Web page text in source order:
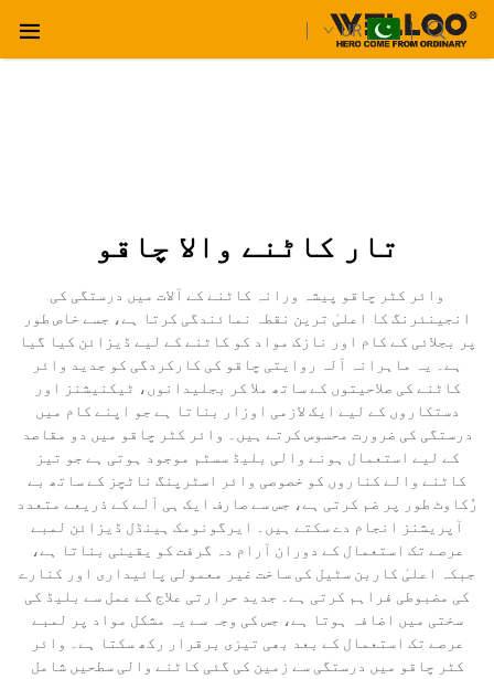
UR
تار کاٹنے والا چاقو
وائر کٹر چاقو پیشہ ورانہ کاٹنے کے آلات میں درستگی کی
انجینئرنگ کا اعلیٰ ترین نقطہ نمائندگی کرتا ہے، جسے خاص طور
پر بجلائی کے کام اور نازک مواد کو کاٹنے کے لیے ڈیزائن کیا گیا
ہے۔ یہ ماہرانہ آلہ روایتی چاقو کی کارکردگی کو جدید وائر
کاٹنے کی صلاحیتوں کے ساتھ ملا کر بجلیدانوں، ٹیکنیشنز اور
دستکاروں کے لیے ایک لازمی اوزار بناتا ہے جو اپنے کام میں
درستگی کی ضرورت محسوس کرتے ہیں۔ وائر کٹر چاقو میں دو مقاصد
کے لیے استعمال ہونے والی بلیڈ سسٹم موجود ہوتی ہے جو تیز
کاٹنے والے کناروں کو خصوصی وائر اسٹرپنگ ناٹچز کے ساتھ بے
رُکاوٹ طور پر ضم کرتی ہے، جس سے صارف ایک ہی آلے کے ذریعے متعدد
آپریشنز انجام دے سکتے ہیں۔ ایرگونومک ہینڈل ڈیزائن لمبے
عرصے تک استعمال کے دوران آرام دہ گرفت کو یقینی بناتا ہے،
جبکہ اعلیٰ کاربن سٹیل کی ساخت غیر معمولی پائیداری اور کنارے
کی مضبوطی فراہم کرتی ہے۔ جدید حرارتی علاج کے عمل سے بلیڈ کی
سختی میں اضافہ ہوتا ہے، جس کی وجہ سے یہ مشکل مواد پر لمبے
عرصے تک استعمال کے بعد بھی تیزی برقرار رکھ سکتا ہے۔ وائر
کٹر چاقو میں درستگی سے زمین کی گئی کاٹنے والی سطحیں شامل